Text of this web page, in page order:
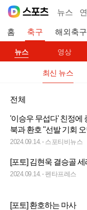
뉴스
홈 축구 해외축구
뉴스 영상
최신 뉴스
전체
'이승우 무섭다' 친정에
북과 환호 "선발 기회
하고 있어"
2024.09.14. 스포티비뉴스
[포토] 김현욱 결승골 세
2024.09.14. 펜타프레스
[포토] 환호하는 마사